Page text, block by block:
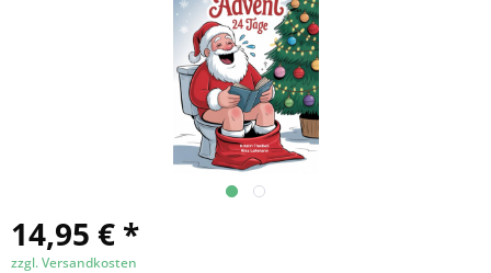
14,95 € *
zzgl. Versandkosten